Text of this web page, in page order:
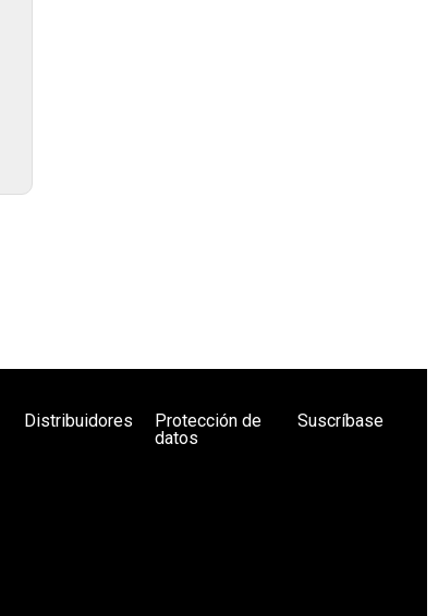
Distribuidores
Protección de
datos
Suscríbase